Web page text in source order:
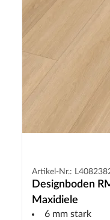
Artikel-Nr.:
Designboden
Maxidiele
6 mm stark